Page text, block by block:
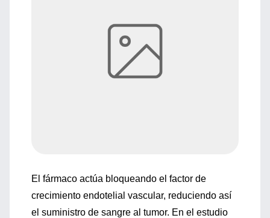
El fármaco actúa bloqueando el factor de
crecimiento endotelial vascular, reduciendo así
el suministro de sangre al tumor. En el estudio